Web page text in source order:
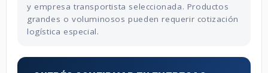
y empresa transportista seleccionada. Productos
grandes o voluminosos pueden requerir cotización
logística especial.